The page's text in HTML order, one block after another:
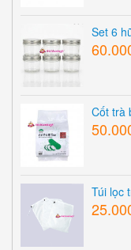
Set 6
Cốt trà
Túi lọc